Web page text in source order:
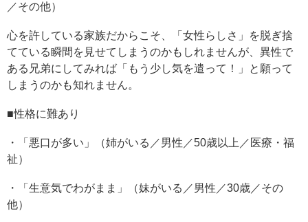
／その他）
心を許している家族だからこそ、「女性らしさ」を脱ぎ捨
てている瞬間を見せてしまうのかもしれませんが、異性で
ある兄弟にしてみれば「もう少し気を遣って！」と願って
しまうのかも知れません。
■性格に難あり
・「悪口が多い」（姉がいる／男性／50歳以上／医療・福
祉）
・「生意気でわがまま」（妹がいる／男性／30歳／その
他）